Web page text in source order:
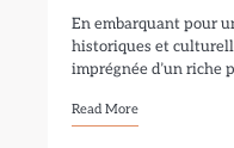
En embarquant pour
historiques et
imprégnée d’un riche
Read More